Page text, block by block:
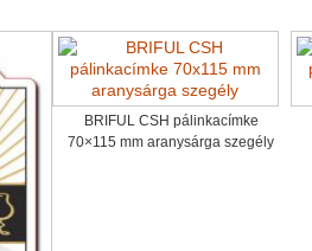
BRIFUL CSH pálinkacímke
70×115 mm aranysárga szegély